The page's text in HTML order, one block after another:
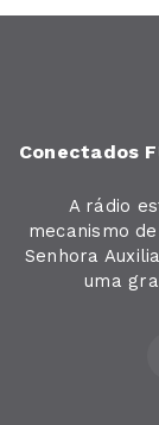
Conectados
A rádio
mecanismo
Senhora
uma